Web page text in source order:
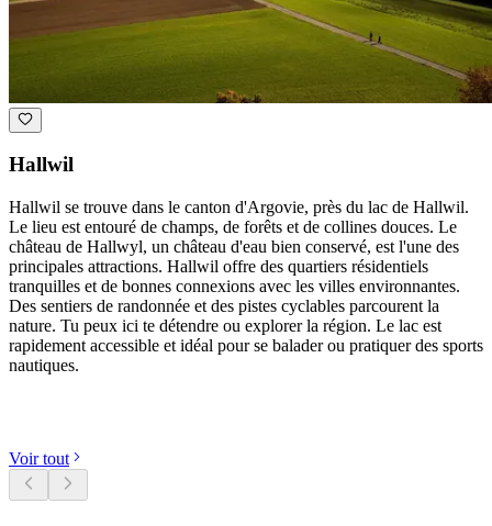
Hallwil
Hallwil se trouve dans le canton d'Argovie, près du lac de Hallwil.
Le lieu est entouré de champs, de forêts et de collines douces. Le
château de Hallwyl, un château d'eau bien conservé, est l'une des
principales attractions. Hallwil offre des quartiers résidentiels
tranquilles et de bonnes connexions avec les villes environnantes.
Des sentiers de randonnée et des pistes cyclables parcourent la
nature. Tu peux ici te détendre ou explorer la région. Le lac est
rapidement accessible et idéal pour se balader ou pratiquer des sports
nautiques.
Voir tout